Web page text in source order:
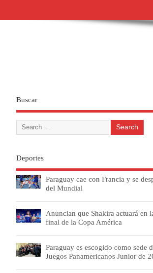
Buscar
Deportes
Paraguay cae con Francia y se
del Mundial
Anuncian que Shakira actuará en
final de la Copa América
Paraguay es escogido como sede
Juegos Panamericanos Junior de